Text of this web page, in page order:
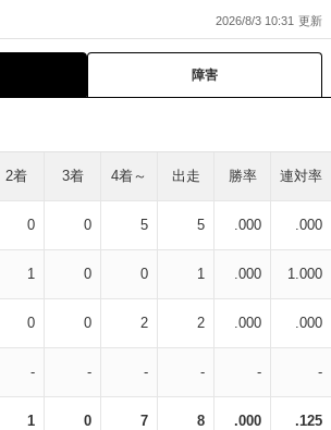
2026/8/3 10:31
障害
2着 3着 4着～ 出走 勝率 連対率
0 0 5 5 .000 .000
1 0 0 1 .000 1.000
0 0 2 2 .000 .000
- - - - - -
1 0 7 8 .000 .125